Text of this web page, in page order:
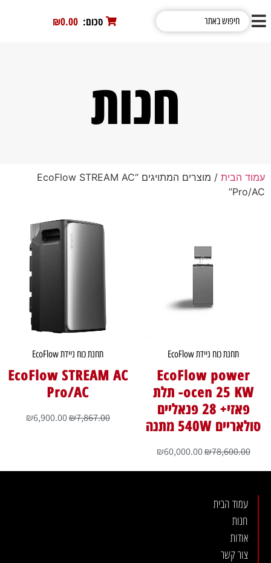
סכום: ₪0.00
חנות
עמוד הבית
/ מוצרים המתויגים “EcoFlow STREAM AC
Pro/AC”
תחנת כוח ניידת EcoFlow
EcoFlow power
ocen 25 KW- תלת
פאזי+ 28 פנאליים
סולאריים 540W מתנה
₪78,600.00
₪60,000.00
תחנת כוח ניידת EcoFlow
EcoFlow STREAM AC
Pro/AC
₪7,867.00
₪6,900.00
עמוד הבית
חנות
אודות
צור קשר